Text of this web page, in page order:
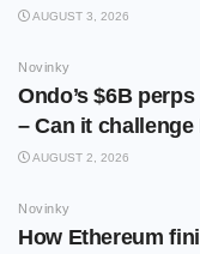
AUGUST 3, 2026
Novinky
Ondo’s $6B
– Can it
AUGUST 2, 2026
Novinky
How Ethereum